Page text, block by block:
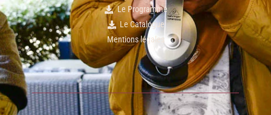
Le Programme
Le Catalogue
Mentions légales